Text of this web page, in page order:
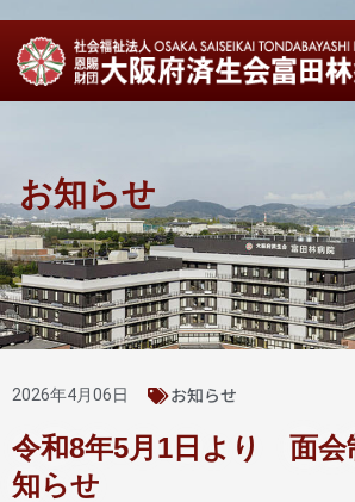
お知らせ
2026年4月06日 お知らせ
令和8年5月1日より 面会
知らせ